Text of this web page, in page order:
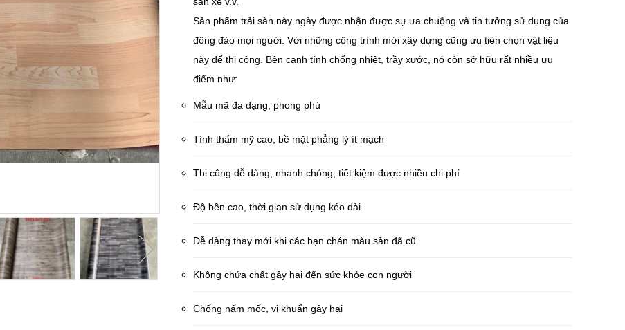
Sản phẩm trải sàn này ngày được nhận được sự ưa chuộng và tin tưởng sử dụng của
đông đảo mọi người. Với những công trình mới xây dựng cũng ưu tiên chọn vật liệu
này để thi công. Bên cạnh tính chống nhiệt, trầy xước, nó còn sở hữu rất nhiều ưu
điểm như:
Mẫu mã đa dạng, phong phú
Tính thẩm mỹ cao, bề mặt phẳng lỳ ít mạch
Thi công dễ dàng, nhanh chóng, tiết kiệm được nhiều chi phí
Độ bền cao, thời gian sử dụng kéo dài
Dễ dàng thay mới khi các bạn chán màu sàn đã cũ
Không chứa chất gây hại đến sức khỏe con người
Chống nấm mốc, vi khuẩn gây hại